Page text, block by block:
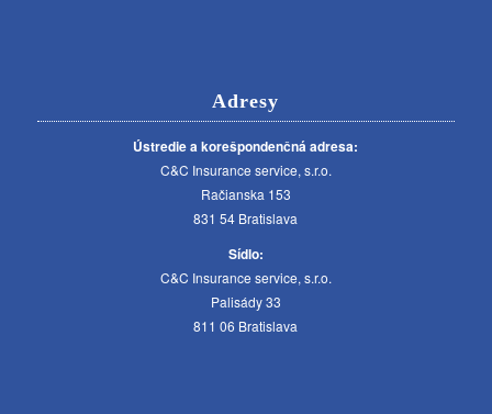
Adresy
Ústredie a korešpondenčná adresa:
C&C Insurance service, s.r.o.
Račianska 153
831 54 Bratislava
Sídlo:
C&C Insurance service, s.r.o.
Palisády 33
811 06 Bratislava